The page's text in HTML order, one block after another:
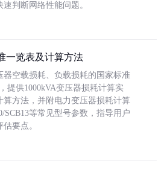
判断网络性能问题。
一览表及计算方法
器空载损耗、负载损耗的国家标准
提供1000kVA变压器损耗计算实
算方法，并附电力变压器损耗计算
SCB13等常见型号参数，指导用户
要点。